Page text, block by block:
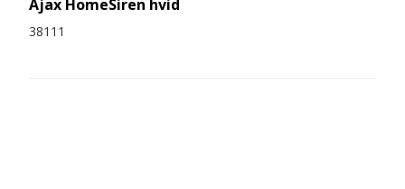
Ajax HomeSiren hvid
38111